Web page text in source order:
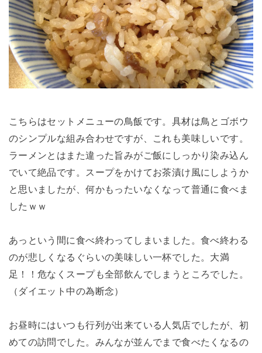
こちらはセットメニューの鳥飯です。具材は鳥とゴボウ
のシンプルな組み合わせですが、これも美味しいです。
ラーメンとはまた違った旨みがご飯にしっかり染み込ん
でいて絶品です。スープをかけてお茶漬け風にしようか
と思いましたが、何かもったいなくなって普通に食べま
したｗｗ
あっという間に食べ終わってしまいました。食べ終わる
のが悲しくなるぐらいの美味しい一杯でした。大満
足！！危なくスープも全部飲んでしまうところでした。
（ダイエット中の為断念）
お昼時にはいつも行列が出来ている人気店でしたが、初
めての訪問でした。みんなが並んでまで食べたくなるの